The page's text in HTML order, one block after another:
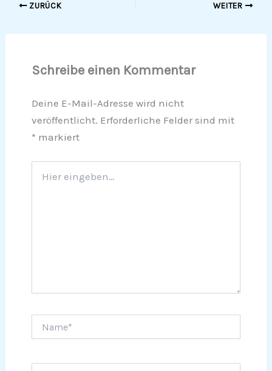
ZURÜCK WEITER
Schreibe einen Kommentar
Deine E-Mail-Adresse wird nicht
veröffentlicht. Erforderliche Felder sind mit
* markiert
eingeben…